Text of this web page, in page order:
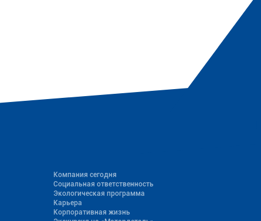
Компания сегодня
Социальная ответственность
Экологическая программа
Карьера
Корпоративная жизнь